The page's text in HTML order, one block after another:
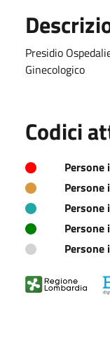
Presidio
Ginecologico
Codici
Persone
Persone
Persone
Persone
Persone